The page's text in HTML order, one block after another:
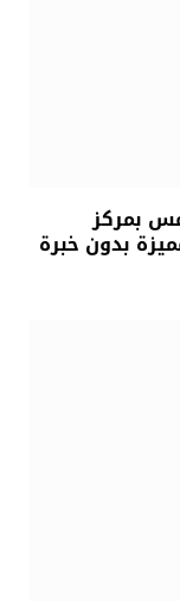
بمركز